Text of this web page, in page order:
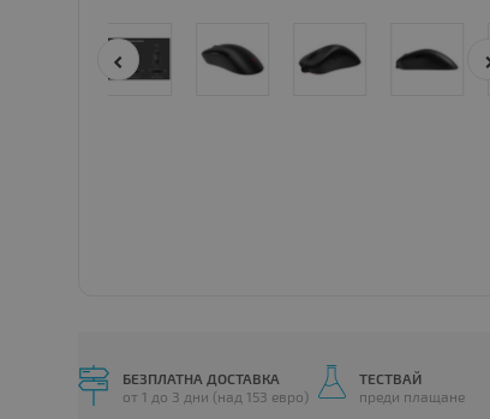
БЕЗПЛАТНА ДОСТАВКА
от 1 до 3 дни (над 153 евро)
ТЕСТВАЙ
преди плащане